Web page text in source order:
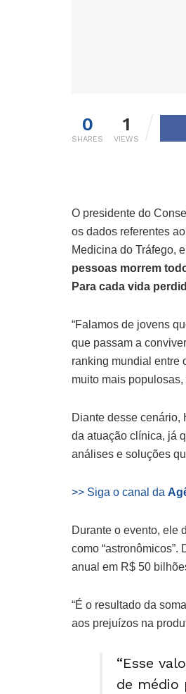
0
SHARES
1
VIEWS
O presidente do
os dados referentes
Medicina do Tráfego,
pessoas morrem
Para cada vida
“Falamos de jovens
que passam a
ranking mundial entre
muito mais
Diante desse cenário,
da atuação clínica, já
análises e soluções
>> Siga o canal da
Durante o evento, ele
como
anual em R$ 50
“É o resultado da
aos prejuízos na
“Esse
de médio